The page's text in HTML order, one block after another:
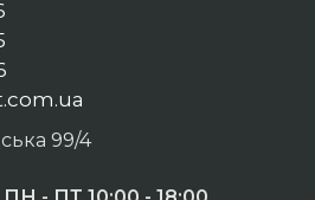
99/4